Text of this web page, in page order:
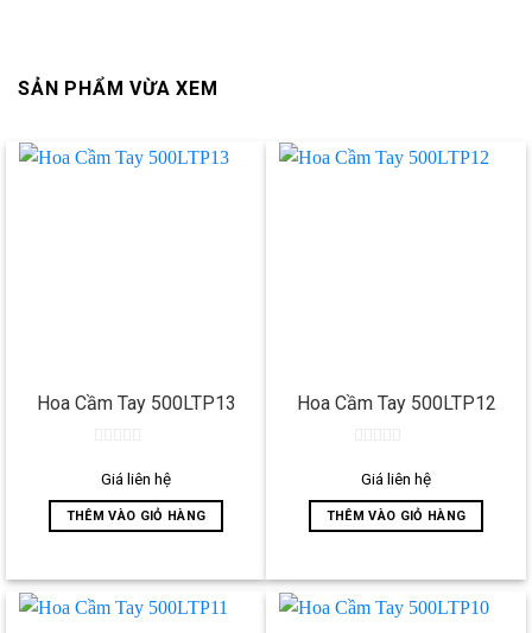
SẢN PHẨM VỪA XEM
Hoa Cầm Tay 500LTP13
out
5
Giá liên hệ
THÊM VÀO GIỎ HÀNG
Hoa Cầm Tay 500LTP12
out
5
Giá liên hệ
THÊM VÀO GIỎ HÀNG